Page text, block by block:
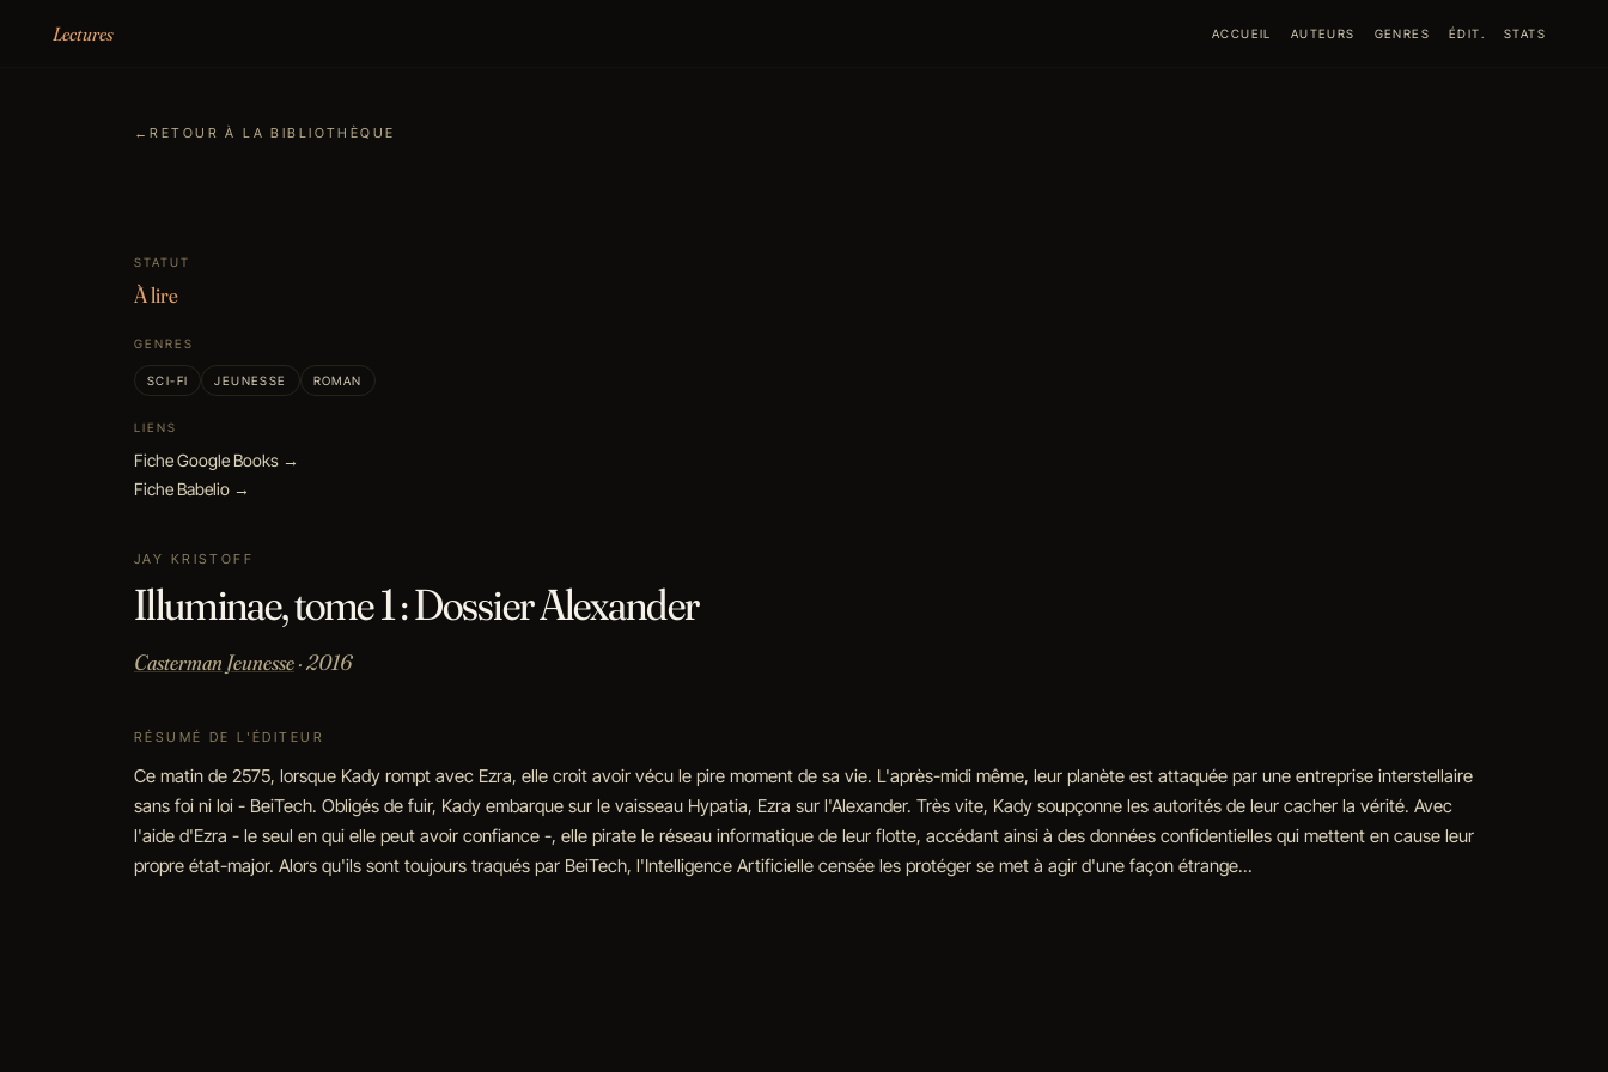
Lectures
ACCUEIL AUTEURS GENRES ÉDIT. STATS
←RETOUR À LA BIBLIOTHÈQUE
STATUT
À lire
GENRES
SCI-FI JEUNESSE ROMAN
LIENS
Fiche Google Books →
Fiche Babelio →
JAY KRISTOFF
Illuminae, tome 1 : Dossier Alexander
Casterman Jeunesse· 2016
RÉSUMÉ DE L'ÉDITEUR
Ce matin de 2575, lorsque Kady rompt avec Ezra, elle croit avoir vécu le pire moment de sa vie. L'après-midi même, leur planète est attaquée par une entreprise interstellaire
sans foi ni loi - BeiTech. Obligés de fuir, Kady embarque sur le vaisseau Hypatia, Ezra sur l'Alexander. Très vite, Kady soupçonne les autorités de leur cacher la vérité. Avec
l'aide d'Ezra - le seul en qui elle peut avoir confiance -, elle pirate le réseau informatique de leur flotte, accédant ainsi à des données confidentielles qui mettent en cause leur
propre état-major. Alors qu'ils sont toujours traqués par BeiTech, l'Intelligence Artificielle censée les protéger se met à agir d'une façon étrange...